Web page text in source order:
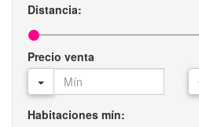
Distancia:
Precio venta
Habitaciones mín: